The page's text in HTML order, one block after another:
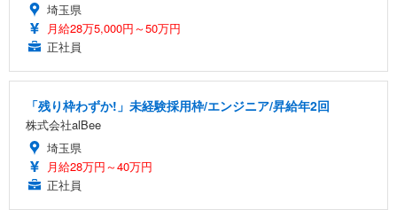
埼玉県
月給28万5,000円～50万円
正社員
「残り枠わずか!」未経験採用枠/エンジニア/昇給年2回
株式会社alBee
埼玉県
月給28万円～40万円
正社員